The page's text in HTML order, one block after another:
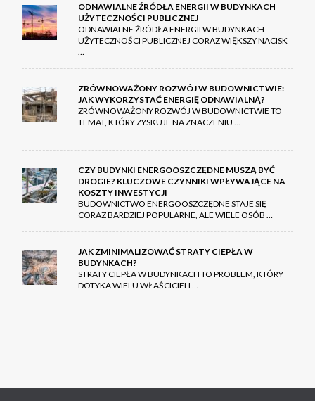
ODNAWIALNE ŹRÓDŁA ENERGII W BUDYNKACH
UŻYTECZNOŚCI PUBLICZNEJ
ODNAWIALNE ŹRÓDŁA ENERGII W BUDYNKACH
UŻYTECZNOŚCI PUBLICZNEJ CORAZ WIĘKSZY NACISK
…
ZRÓWNOWAŻONY ROZWÓJ W BUDOWNICTWIE:
JAK WYKORZYSTAĆ ENERGIĘ ODNAWIALNĄ?
ZRÓWNOWAŻONY ROZWÓJ W BUDOWNICTWIE TO
TEMAT, KTÓRY ZYSKUJE NA ZNACZENIU …
CZY BUDYNKI ENERGOOSZCZĘDNE MUSZĄ BYĆ
DROGIE? KLUCZOWE CZYNNIKI WPŁYWAJĄCE NA
KOSZTY INWESTYCJI
BUDOWNICTWO ENERGOOSZCZĘDNE STAJE SIĘ
CORAZ BARDZIEJ POPULARNE, ALE WIELE OSÓB …
JAK ZMINIMALIZOWAĆ STRATY CIEPŁA W
BUDYNKACH?
STRATY CIEPŁA W BUDYNKACH TO PROBLEM, KTÓRY
DOTYKA WIELU WŁAŚCICIELI …